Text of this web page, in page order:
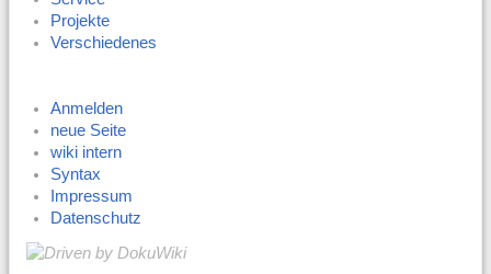
Projekte
Verschiedenes
Anmelden
neue Seite
wiki intern
Syntax
Impressum
Datenschutz